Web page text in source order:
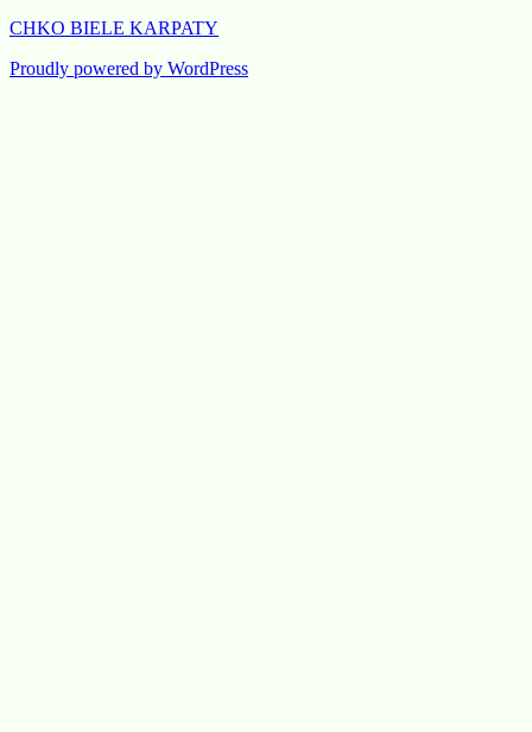
CHKO BIELE KARPATY
Proudly powered by WordPress